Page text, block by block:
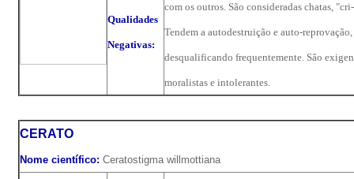
Qualidades
Negativas:
com os outros. São consideradas chatas,
Tendem a autodestruição e auto-reprovação,
desqualificando frequentemente. São
moralistas e intolerantes.
CERATO
Nome científico: Ceratostigma willmottiana